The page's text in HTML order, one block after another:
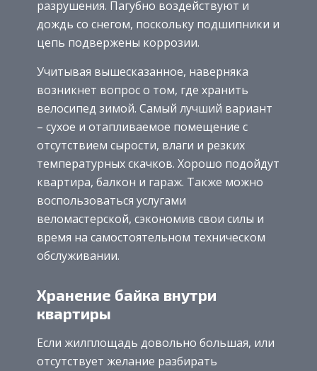
разрушения. Пагубно воздействуют и
дождь со снегом, поскольку подшипники и
цепь подвержены коррозии.
Учитывая вышесказанное, наверняка
возникнет вопрос о том, где хранить
велосипед зимой. Самый лучший вариант
– сухое и отапливаемое помещение с
отсутствием сырости, влаги и резких
температурных скачков. Хорошо подойдут
квартира, балкон и гараж. Также можно
воспользоваться услугами
веломастерской, сэкономив свои силы и
время на самостоятельном техническом
обслуживании.
Хранение байка внутри
квартиры
Если жилплощадь довольно большая, или
отсутствует желание разбирать